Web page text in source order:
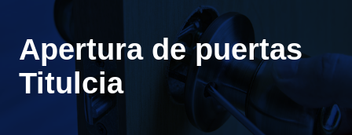
Apertura de puertas
Titulcia